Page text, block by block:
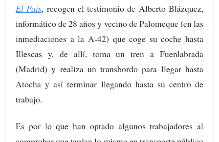
El País, recogen el testimonio de Alberto Blázquez,
informático de 28 años y vecino de Palomeque (en las
inmediaciones a la A-42) que coge su coche hasta
Illescas y, de allí, toma un tren a Fuenlabrada
(Madrid) y realiza un transbordo para llegar hasta
Atocha y así terminar llegando hasta su centro de
trabajo.
Es por lo que han optado algunos trabajadores al